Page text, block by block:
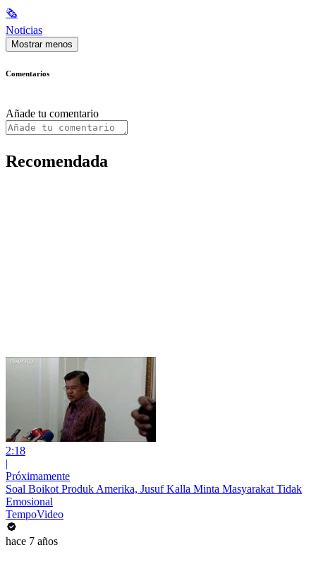
🗞
Noticias
Mostrar menos
Comentarios
Añade tu comentario
Recomendada
2:18
|
Próximamente
Soal Boikot Produk Amerika, Jusuf Kalla Minta Masyarakat Tidak
Emosional
TempoVideo
hace 7 años